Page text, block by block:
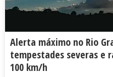
Alerta máximo no Rio
tempestades severas e
100 km/h